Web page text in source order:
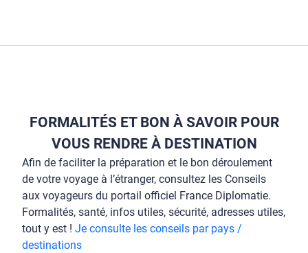
FORMALITÉS ET BON À SAVOIR POUR
VOUS RENDRE À DESTINATION
Afin de faciliter la préparation et le bon déroulement
de votre voyage à l’étranger, consultez les Conseils
aux voyageurs du portail officiel France Diplomatie.
Formalités, santé, infos utiles, sécurité, adresses utiles,
tout y est ! Je consulte les conseils par pays /
destinations